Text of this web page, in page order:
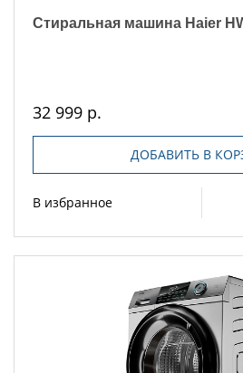
Стиральная машина Haier
32 999 р.
ДОБАВИТЬ В
В избранное